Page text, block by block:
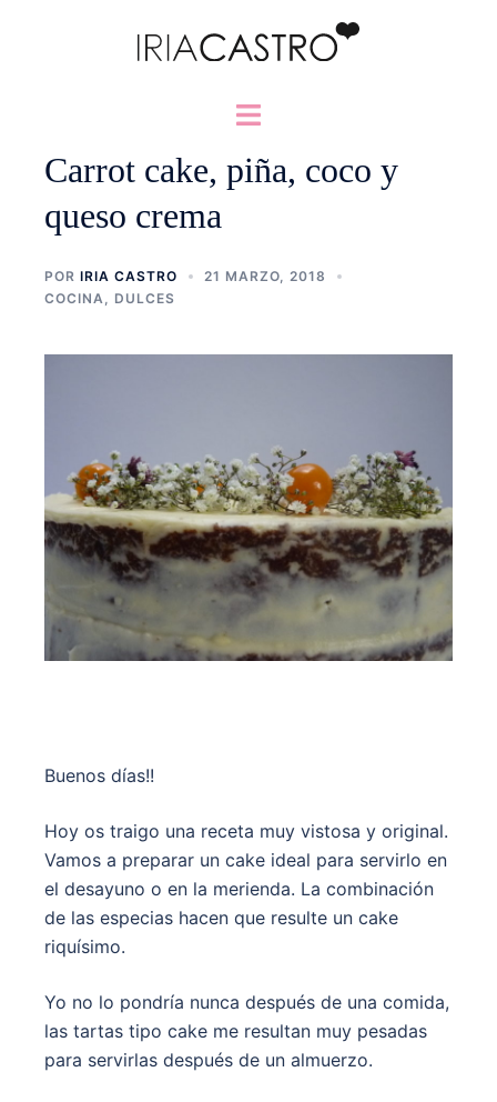
Alternar
Carrot cake, piña, coco y
queso crema
POR IRIA CASTRO
21 MARZO, 2018
COCINA
DULCES
Buenos días!!
Hoy os traigo una receta muy vistosa y original.
Vamos a preparar un cake ideal para servirlo en
el desayuno o en la merienda. La combinación
de las especias hacen que resulte un cake
riquísimo.
Yo no lo pondría nunca después de una comida,
las tartas tipo cake me resultan muy pesadas
para servirlas después de un almuerzo.